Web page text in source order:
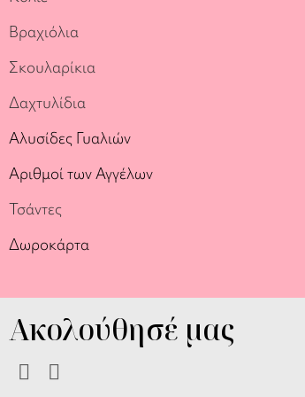
Βραχιόλια
Σκουλαρίκια
Δαχτυλίδια
Αλυσίδες Γυαλιών
Αριθμοί των Αγγέλων
Τσάντες
Δωροκάρτα
Ακολούθησέ μας